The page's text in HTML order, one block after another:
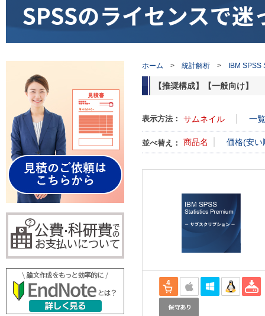
ホーム > 統計解析 > IBM SPSS
【推奨構成】【一般向け】
表示方法： サムネイル 一覧
並べ替え： 商品名 価格(安